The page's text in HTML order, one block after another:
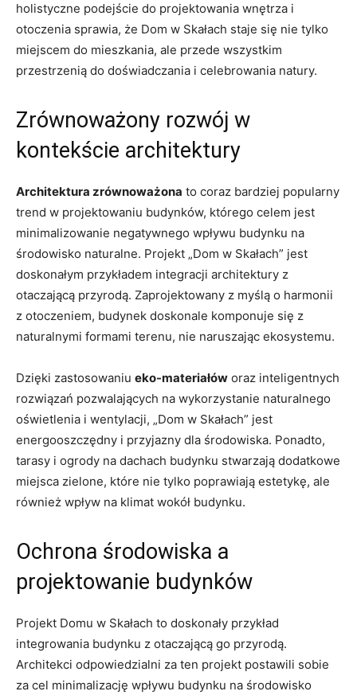
holistyczne podejście do‌ projektowania⁣ wnętrza i
‌otoczenia sprawia, że Dom w ‌Skałach staje się nie‌ tylko
⁤miejscem do ⁢mieszkania, ale przede wszystkim
przestrzenią‍ do doświadczania i celebrowania natury.
Zrównoważony rozwój w
kontekście ⁢architektury
Architektura zrównoważona to coraz bardziej‍ popularny
trend w projektowaniu budynków, którego ⁤celem jest
minimalizowanie​ negatywnego ‌wpływu budynku na
⁢środowisko naturalne. Projekt „Dom w Skałach”‌ jest
doskonałym przykładem integracji architektury z
otaczającą ‍przyrodą. ⁣Zaprojektowany z myślą o ⁢harmonii
z otoczeniem, ⁢budynek⁤ doskonale komponuje​ się z
naturalnymi formami terenu, nie ‍naruszając ekosystemu.
Dzięki zastosowaniu eko-materiałów oraz inteligentnych
rozwiązań pozwalających na wykorzystanie naturalnego‍
oświetlenia i ⁤wentylacji, „Dom w ⁤Skałach” jest
energooszczędny i ⁤przyjazny dla‌ środowiska. Ponadto,
tarasy ​i ogrody na dachach budynku stwarzają dodatkowe
miejsca zielone, które nie tylko poprawiają estetykę, ale
⁤również wpływ na klimat ‍wokół ⁤budynku.
Ochrona środowiska a
projektowanie budynków
Projekt Domu ‌w Skałach to ⁤doskonały przykład
integrowania budynku z otaczającą go przyrodą.
Architekci odpowiedzialni⁤ za ten projekt postawili ‌sobie
za cel ​minimalizację wpływu budynku na‌ środowisko